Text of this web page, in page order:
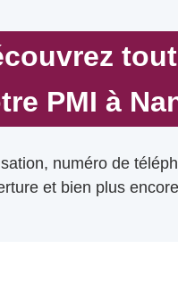
PMI à
numéro de
et bien plus